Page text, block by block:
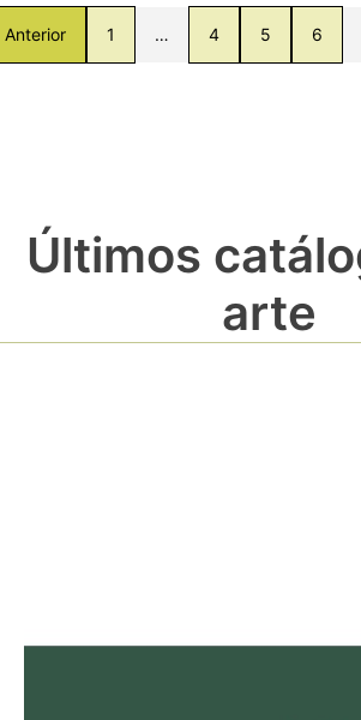
Anterior 1 … 4 5 6
Últimos
arte